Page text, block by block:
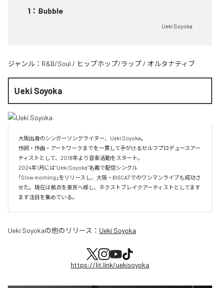
1 ： Bubble
Ueki Soyoka
ジャンル： R&B/Soul / ヒップホップ/ラップ / オルタナティブ
Ueki Soyoka
大阪出身のシンガーソングライター、Ueki Soyoka。
作詞・作曲・アートワークまでを一貫して手がけるセルフプロデュースアー
ティストとして、2018年より音楽活動をスタート。
2024年1月には“Ueki Soyoka”名義で配信シングル
「Slow morning」をリリースし、大阪・BIGCATでのワンマンライブも成功さ
せた。現在は拠点を東京へ移し、ネクストブレイクアーティストとしてます
ます注目を集めている。
Ueki Soyokaの他のリリース： Ueki Soyoka
https://lit.link/uekisoyoka